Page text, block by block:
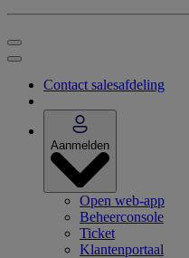
Contact salesafdeling
Aanmelden
Open web-app
Beheerconsole
Ticket
Klantenportaal